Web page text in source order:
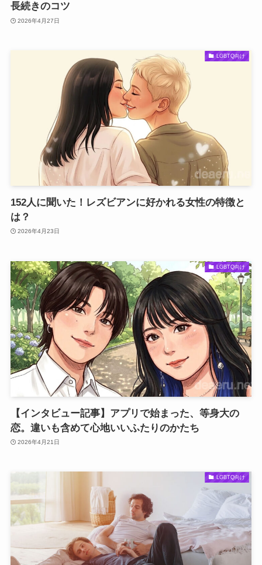
長続きのコツ
2026年4月27日
LGBTQ向け
152人に聞いた！レズビアンに好かれる女性の特徴と
は？
2026年4月23日
LGBTQ向け
【インタビュー記事】アプリで始まった、等身大の
恋。違いも含めて心地いいふたりのかたち
2026年4月21日
LGBTQ向け